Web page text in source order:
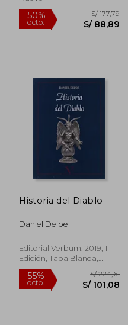
55%
dcto. S/ 78,04
Historia del Diablo
Daniel Defoe
Editorial Verbum, 2019, 1
Edición, Tapa Blanda,
Nuevo